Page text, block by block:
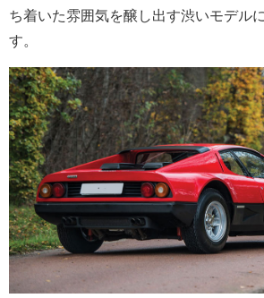
ち着いた雰囲気を醸し出す渋いモデル
す。